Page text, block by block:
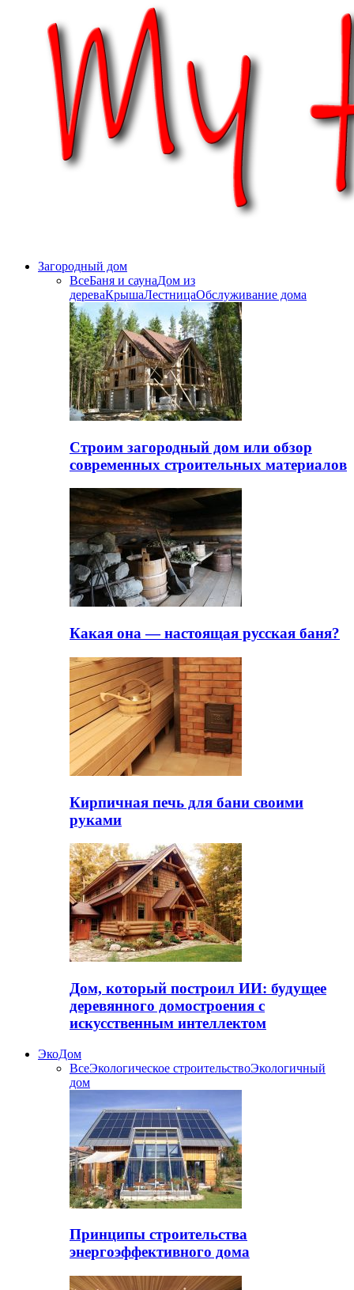
Загородный дом
ВсеБаня и саунаДом из
дереваКрышаЛестницаОбслуживание дома
Строим загородный дом или обзор
современных строительных материалов
Какая она — настоящая русская баня?
Кирпичная печь для бани своими
руками
Дом, который построил ИИ: будущее
деревянного домостроения с
искусственным интеллектом
ЭкоДом
ВсеЭкологическое строительствоЭкологичный
дом
Принципы строительства
энергоэффективного дома